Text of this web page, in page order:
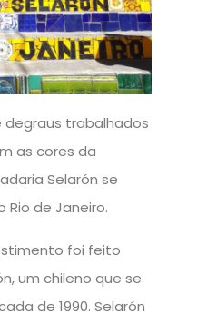
degraus trabalhados
as cores da
Selarón se
Rio de Janeiro.
foi feito
um chileno que se
de 1990. Selarón